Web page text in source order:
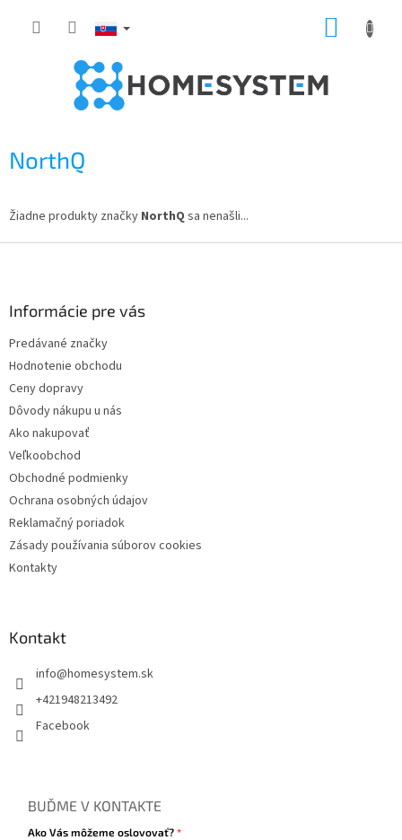
NorthQ
Žiadne produkty značky NorthQsa nenašli...
Informácie pre vás
Predávané značky
Hodnotenie obchodu
Ceny dopravy
Dôvody nákupu u nás
Ako nakupovať
Veľkoobchod
Obchodné podmienky
Ochrana osobných údajov
Reklamačný poriadok
Zásady používania súborov cookies
Kontakty
Kontakt
info@homesystem.sk
+421948213492
Facebook
BUĎME V KONTAKTE
Ako Vás môžeme oslovovať?